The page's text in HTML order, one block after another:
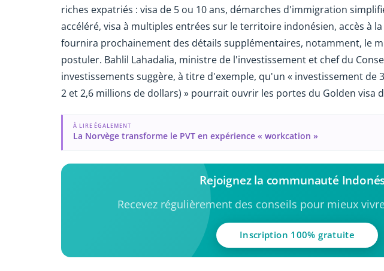
riches expatriés : visa de 5 ou 10 ans, démarches d'immigration
accéléré, visa à multiples entrées sur le territoire indonésien, accès à
fournira prochainement des détails supplémentaires, notamment, le
postuler. Bahlil Lahadalia, ministre de l'investissement et chef du
investissements suggère, à titre d'exemple, qu'un « investissement de
2 et 2,6 millions de dollars) » pourrait ouvrir les portes du Golden visa
À LIRE ÉGALEMENT
La Norvège transforme le PVT en expérience « workcation »
Rejoignez la communauté
Recevez régulièrement des conseils pour mieux
Inscription 100% gratuite